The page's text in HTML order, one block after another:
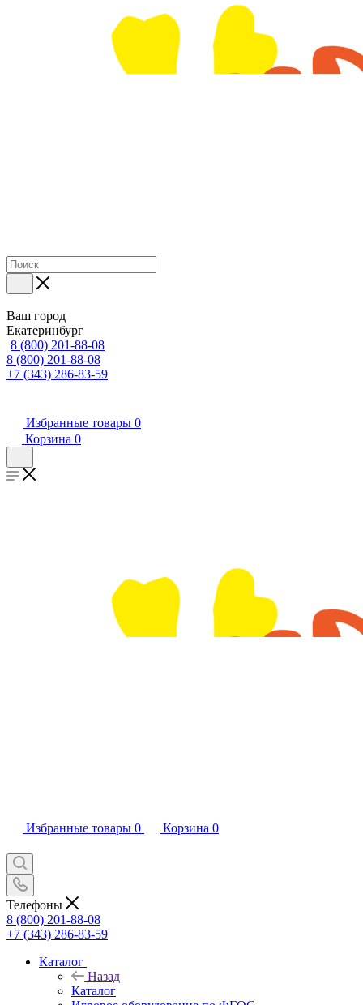
Ваш город
Екатеринбург
8 (800) 201-88-08
8 (800) 201-88-08
+7 (343) 286-83-59
Избранные товары 0
Корзина 0
Избранные товары 0 Корзина 0
Телефоны
8 (800) 201-88-08
+7 (343) 286-83-59
Каталог
Назад
Каталог